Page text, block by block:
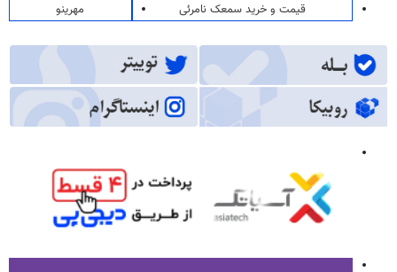
قیمت و خرید سمعک نامرئی
مهرینو